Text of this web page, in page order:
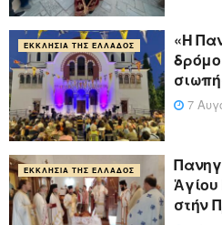
ΕΚΚΛΗΣΊΑ ΤΗΣ ΕΛΛΆΔΟΣ
«Η
δρόμο
7
ΕΚΚΛΗΣΊΑ ΤΗΣ ΕΛΛΆΔΟΣ
στήν